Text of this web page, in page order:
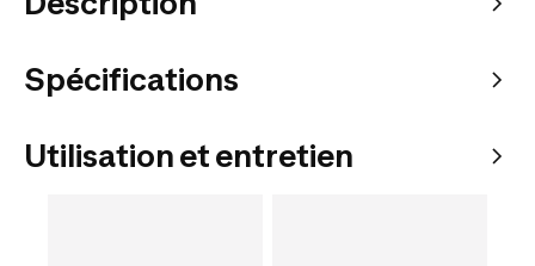
Spécifications
Utilisation et entretien